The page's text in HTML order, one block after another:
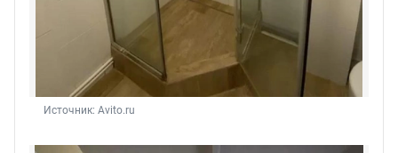
Источник: Avito.ru